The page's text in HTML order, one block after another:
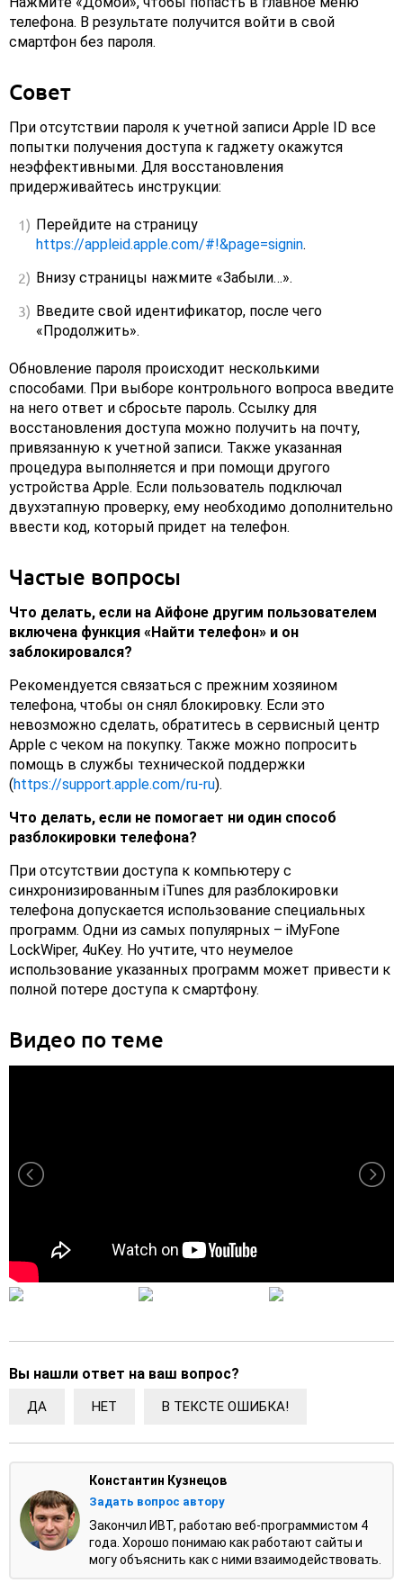
телефона. В результате получится войти в свой
смартфон без пароля.
Совет
При отсутствии пароля к учетной записи Apple ID все
попытки получения доступа к гаджету окажутся
неэффективными. Для восстановления
придерживайтесь инструкции:
Перейдите на страницу
https://appleid.apple.com/#!&page=signin.
Внизу страницы нажмите «Забыли…».
Введите свой идентификатор, после чего
«Продолжить».
Обновление пароля происходит несколькими
способами. При выборе контрольного вопроса введите
на него ответ и сбросьте пароль. Ссылку для
восстановления доступа можно получить на почту,
привязанную к учетной записи. Также указанная
процедура выполняется и при помощи другого
устройства Apple. Если пользователь подключал
двухэтапную проверку, ему необходимо дополнительно
ввести код, который придет на телефон.
Частые вопросы
Что делать, если на Айфоне другим пользователем
включена функция «Найти телефон» и он
заблокировался?
Рекомендуется связаться с прежним хозяином
телефона, чтобы он снял блокировку. Если это
невозможно сделать, обратитесь в сервисный центр
Apple с чеком на покупку. Также можно попросить
помощь в службы технической поддержки
(https://support.apple.com/ru-ru).
Что делать, если не помогает ни один способ
разблокировки телефона?
При отсутствии доступа к компьютеру с
синхронизированным iTunes для разблокировки
телефона допускается использование специальных
программ. Одни из самых популярных – iMyFone
LockWiper, 4uKey. Но учтите, что неумелое
использование указанных программ может привести к
полной потере доступа к смартфону.
Видео по теме
Вы нашли ответ на ваш вопрос?
ДА НЕТ В ТЕКСТЕ ОШИБКА!
Константин Кузнецов
Задать вопрос автору
Закончил ИВТ, работаю веб-программистом 4
года. Хорошо понимаю как работают сайты и
могу объяснить как с ними взаимодействовать.